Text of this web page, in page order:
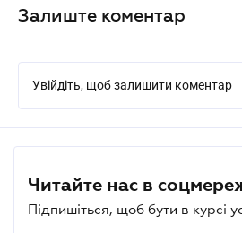
Залиште коментар
Увійдіть, щоб залишити коментар
Читайте нас в
Підпишіться, щоб бути в курсі